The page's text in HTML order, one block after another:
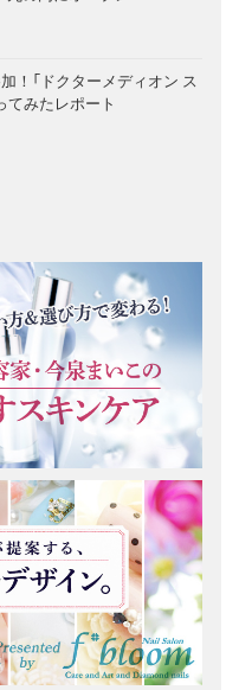
！「ドクターメディオン ス
てみたレポート